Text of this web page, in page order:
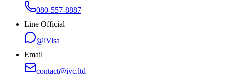
080-557-8887
Line Official
@iVisa
Email
contact@ivc.ltd